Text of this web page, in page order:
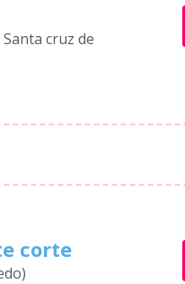
cruz de
corte